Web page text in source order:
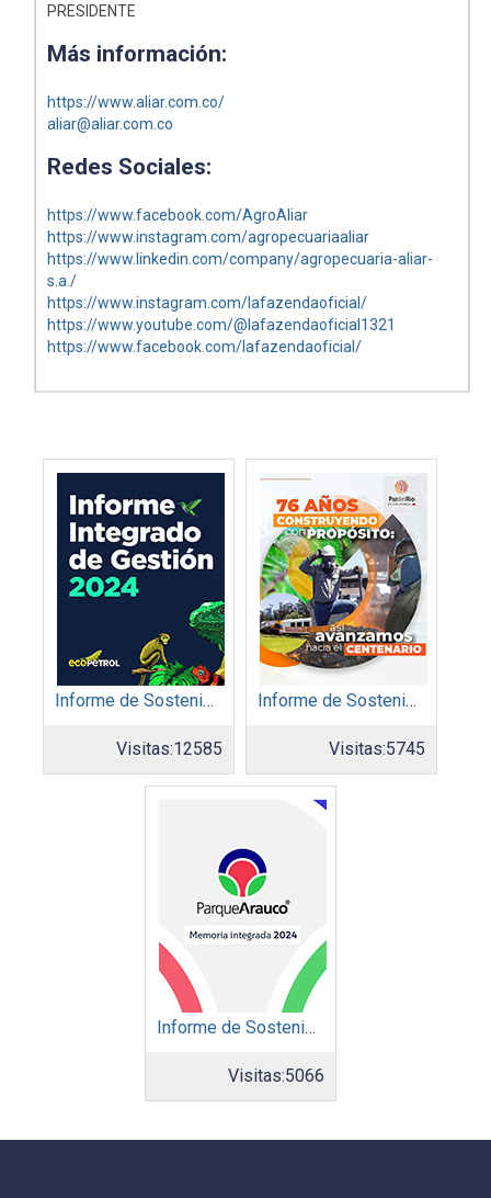
PRESIDENTE
Más información:
https://www.aliar.com.co/
aliar@aliar.com.co
Redes Sociales:
https://www.facebook.com/AgroAliar
https://www.instagram.com/agropecuariaaliar
https://www.linkedin.com/company/agropecuaria-aliar-
s.a./
https://www.instagram.com/lafazendaoficial/
https://www.youtube.com/@lafazendaoficial1321
https://www.facebook.com/lafazendaoficial/
Informe de Sostenibilidad 2024: Ecopetrol S.A.
Visitas:12585
Informe de Sostenibilidad 2024: Acerias Paz del Río S.A.
Visitas:5745
Informe de Sostenibilidad 2024: Parque Arauco
Visitas:5066